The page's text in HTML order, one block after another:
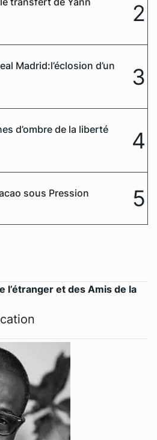
2
Madrid:l’éclosion d’un
3
d’ombre de la liberté
4
sous Pression 5
l’étranger et des Amis de la